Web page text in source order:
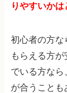
りやすいか
初心者の方な
もらえる方
でいる方な
が合うことも